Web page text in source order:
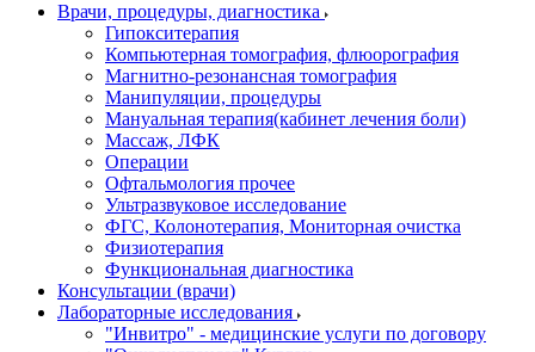
Врачи, процедуры, диагностика
Гипокситерапия
Компьютерная томография, флюорография
Магнитно-резонансная томография
Манипуляции, процедуры
Мануальная терапия(кабинет лечения боли)
Массаж, ЛФК
Операции
Офтальмология прочее
Ультразвуковое исследование
ФГС, Колонотерапия, Мониторная очистка
Физиотерапия
Функциональная диагностика
Консультации (врачи)
Лабораторные исследования
"Инвитро" - медицинские услуги по договору